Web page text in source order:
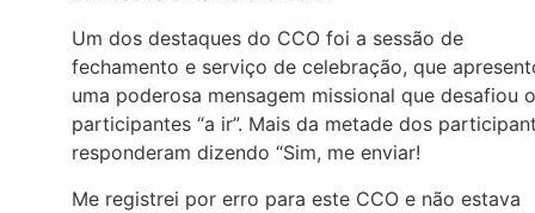
Um dos destaques do CCO foi a sessão de
fechamento e serviço de celebração, que
uma poderosa mensagem missional que desafiou
participantes “a ir”. Mais da metade dos
responderam dizendo “Sim, me enviar!
Me registrei por erro para este CCO e não estava